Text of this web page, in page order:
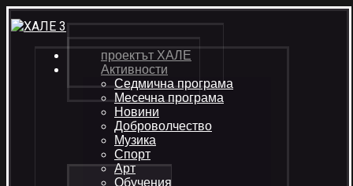
проектът ХАЛЕ
Активности
Седмична програма
Месечна програма
Новини
Доброволчество
Музика
Спорт
Арт
Обучения